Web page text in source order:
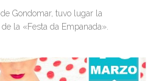
Gondomar, tuvo lugar la
la «Festa da Empanada».